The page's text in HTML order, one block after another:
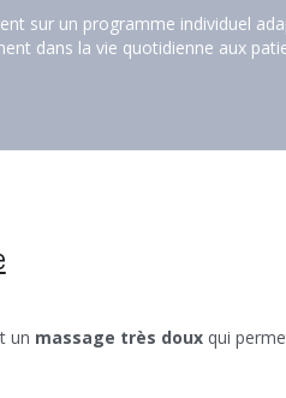
sur un programme individuel
dans la vie quotidienne aux
un massage très doux qui